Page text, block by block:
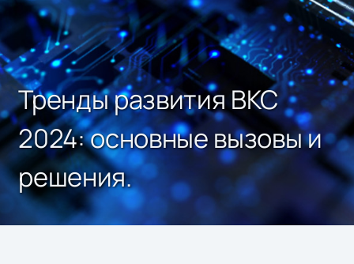
Тренды развития ВКС
2024: основные вызовы и
решения.